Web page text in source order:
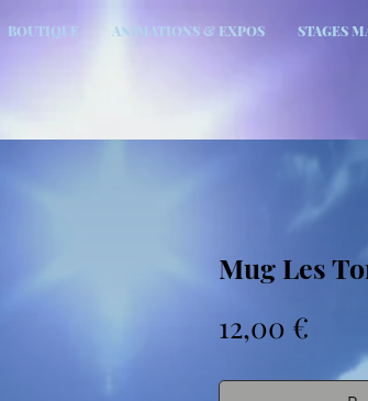
BOUTIQUE ANIMATIONS & EXPOS STAGES
Mug Les
12,00 €